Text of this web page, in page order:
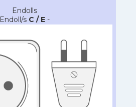
Endolls
Endoll/s C / E -